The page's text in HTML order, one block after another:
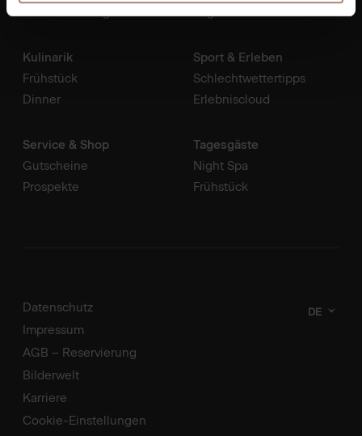
Inklusivleistungen
Yoga & Fitness
Kulinarik
Frühstück
Dinner
Sport & Erleben
Schlechtwettertipps
Erlebniscloud
Service & Shop
Gutscheine
Prospekte
Tagesgäste
Night Spa
Frühstück
DE
Datenschutz
Impressum
AGB – Reservierung
Bilderwelt
Karriere
Cookie-Einstellungen